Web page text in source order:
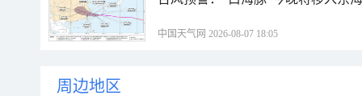
中国天气网 2026-08-07 18:05
周边地区